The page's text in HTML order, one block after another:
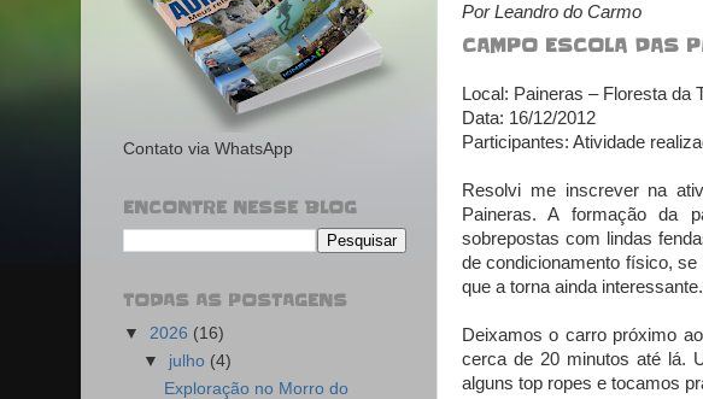
Por Leandro do Carmo
CAMPO ESCOLA DAS
Local: Paineras – Floresta da
Data: 16/12/2012
Participantes: Atividade
Resolvi me inscrever na
Paineras. A formação da
sobrepostas com lindas
de condicionamento físico,
que a torna ainda interessante.
Deixamos o carro próximo
cerca de 20 minutos até lá.
alguns top ropes e tocamos
Contato via WhatsApp
ENCONTRE NESSE BLOG
TODAS AS POSTAGENS
▼ 2026 (16)
▼ julho (4)
Exploração no Morro do